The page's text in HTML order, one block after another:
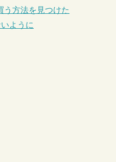
う方法を見つけた
ように